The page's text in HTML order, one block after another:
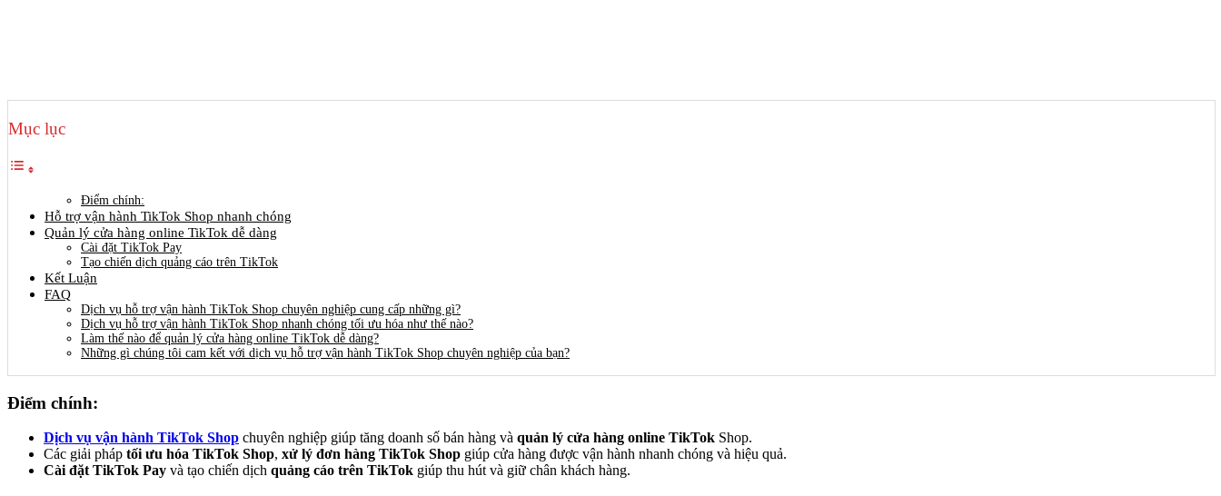
Mục lục
Điểm chính:
Hỗ trợ vận hành TikTok Shop nhanh chóng
Quản lý cửa hàng online TikTok dễ dàng
Cài đặt TikTok Pay
Tạo chiến dịch quảng cáo trên TikTok
Kết Luận
FAQ
Dịch vụ hỗ trợ vận hành TikTok Shop chuyên nghiệp cung cấp những gì?
Dịch vụ hỗ trợ vận hành TikTok Shop nhanh chóng tối ưu hóa như thế nào?
Làm thế nào để quản lý cửa hàng online TikTok dễ dàng?
Những gì chúng tôi cam kết với dịch vụ hỗ trợ vận hành TikTok Shop chuyên nghiệp của bạn?
Điểm chính:
Dịch vụ vận hành TikTok Shop chuyên nghiệp giúp tăng doanh số bán hàng và quản lý cửa hàng online TikTok Shop.
Các giải pháp tối ưu hóa TikTok Shop, xử lý đơn hàng TikTok Shop giúp cửa hàng được vận hành nhanh chóng và hiệu quả.
Cài đặt TikTok Pay và tạo chiến dịch quảng cáo trên TikTok giúp thu hút và giữ chân khách hàng.